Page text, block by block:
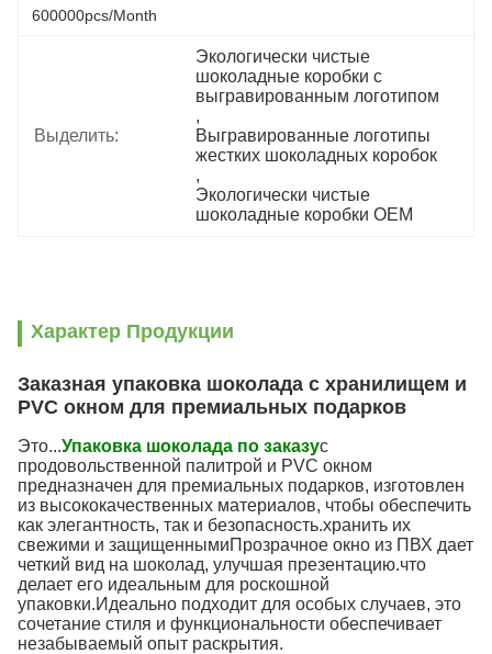
600000pcs/month
Выделить:
Экологически чистые
шоколадные коробки с
выгравированным логотипом
,
Выгравированные логотипы
жестких шоколадных коробок
,
Экологически чистые
шоколадные коробки OEM
Характер Продукции
Заказная упаковка шоколада с хранилищем и
PVC окном для премиальных подарков
Это...Упаковка шоколада по заказус
продовольственной палитрой и PVC окном
предназначен для премиальных подарков, изготовлен
из высококачественных материалов, чтобы обеспечить
как элегантность, так и безопасность.хранить их
свежими и защищеннымиПрозрачное окно из ПВХ дает
четкий вид на шоколад, улучшая презентацию.что
делает его идеальным для роскошной
упаковки.Идеально подходит для особых случаев, это
сочетание стиля и функциональности обеспечивает
незабываемый опыт раскрытия.